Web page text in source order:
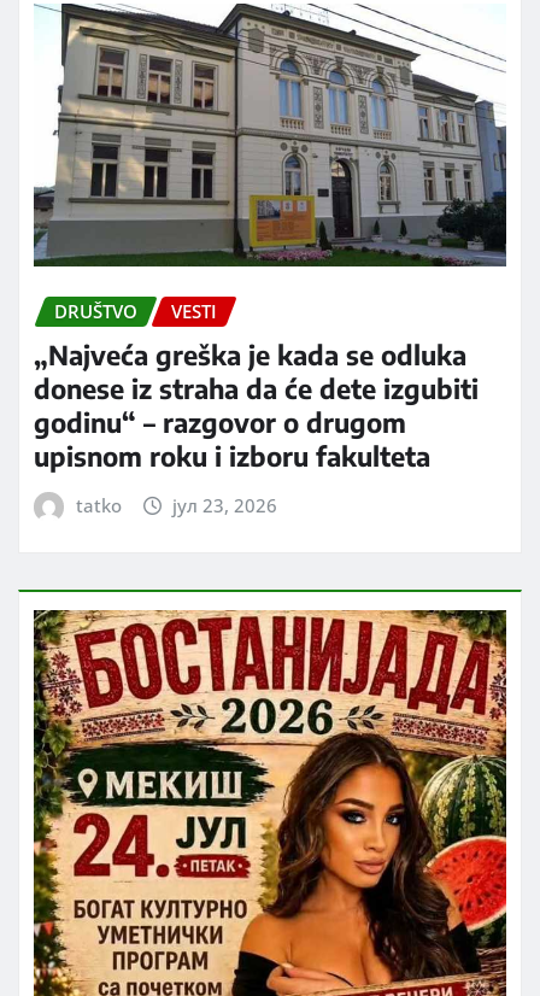
DRUŠTVO VESTI
„Najveća greška je kada se odluka
donese iz straha da će dete izgubiti
godinu“ – razgovor o drugom
upisnom roku i izboru fakulteta
tatko јул 23, 2026